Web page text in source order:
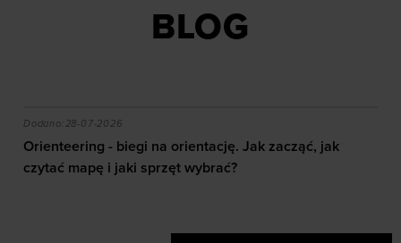
BLOG
efekty daje trening?
Orienteering - biegi na orientację. Jak zacząć, jak
Dodano:28-07-2026
Orienteering - biegi na orientację. Jak zacząć, jak
czytać mapę i jaki sprzęt wybrać?